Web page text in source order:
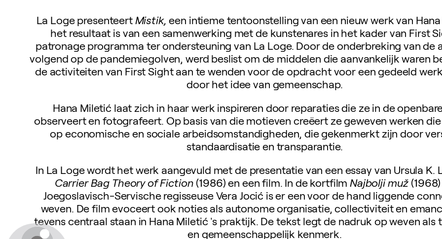
La Loge presenteert Mistik, een intieme tentoonstelling van een nieuw werk van
het resultaat is van een samenwerking met de kunstenares in het kader van First
patronage programma ter ondersteuning van La Loge. Door de onderbreking van de
volgend op de pandemiegolven, werd beslist om de middelen die aanvankelijk waren
de activiteiten van First Sight aan te wenden voor de opdracht voor een gedeeld
door het idee van gemeenschap.
Hana Miletić laat zich in haar werk inspireren door reparaties die ze in de
observeert en fotografeert. Op basis van die motieven creëert ze geweven werken
op economische en sociale arbeidsomstandigheden, die gekenmerkt zijn door
standaardisatie en transparantie.
In La Loge wordt het werk aangevuld met de presentatie van een essay van Ursula K.
Carrier Bag Theory of Fiction (1986) en een film. In de kortfilm Najbolji muž
Joegoslavisch-Servische regisseuse Vera Jocić is er een voor de hand liggende
weven. De film evoceert ook noties als autonome organisatie, collectiviteit en
tevens centraal staan in Hana Miletić 's praktijk. De tekst legt de nadruk op weven als
en gemeenschappelijk kenmerk.